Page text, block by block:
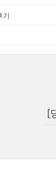
기
[